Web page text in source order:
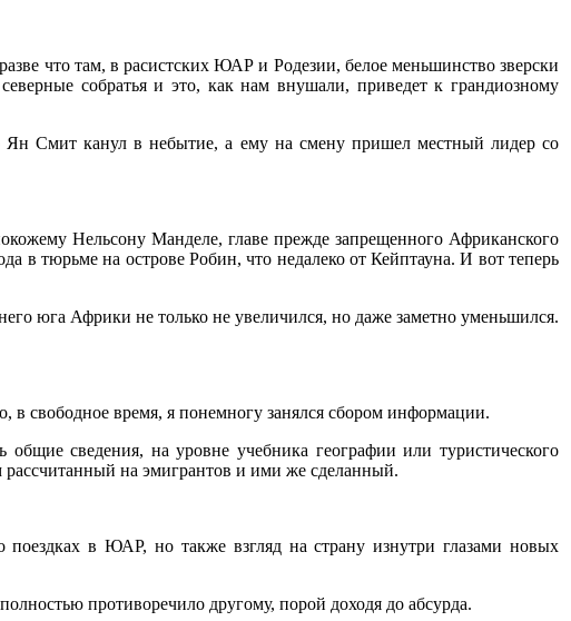
что там, в расистских ЮАР и Родезии, белое меньшинство зверски
собратья и это, как нам внушали, приведет к грандиозному
Ян Смит канул в небытие, а ему на смену пришел местный лидер со
Нельсону Манделе, главе прежде запрещенного Африканского
в тюрьме на острове Робин, что недалеко от Кейптауна. И вот теперь
юга Африки не только не увеличился, но даже заметно уменьшился.
свободное время, я понемногу занялся сбором информации.
сведения, на уровне учебника географии или туристического
на эмигрантов и ими же сделанный.
в ЮАР, но также взгляд на страну изнутри глазами новых
противоречило другому, порой доходя до абсурда.